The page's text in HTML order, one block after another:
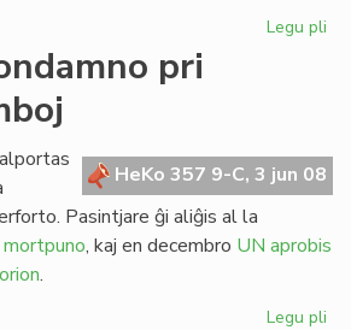
Legu pli
en
pri
HeKo 357 9-C, 3 jun 08
Pasintjare ĝi aliĝis al la
, kaj en decembro UN aprobis
.
Legu pli